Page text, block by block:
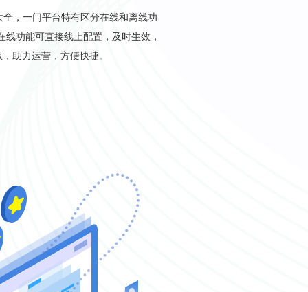
全，一门平台特有区分在线和离线功
线功能可直接线上配置，及时生效，
助力运营，方便快捷。